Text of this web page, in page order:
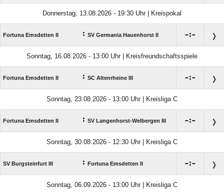
Donnerstag, 13.08.2026 - 19:30 Uhr | Kreispokal
Fortuna Emsdetten II : SV Germania Hauenhorst II :
Sonntag, 16.08.2026 - 13:00 Uhr | Kreisfreundschaftsspiele
Fortuna Emsdetten II : SC Altenrheine III :
Sonntag, 23.08.2026 - 13:00 Uhr | Kreisliga C
Fortuna Emsdetten II : SV Langenhorst-Welbergen III :
Sonntag, 30.08.2026 - 12:30 Uhr | Kreisliga C
SV Burgsteinfurt III : Fortuna Emsdetten II :
Sonntag, 06.09.2026 - 13:00 Uhr | Kreisliga C